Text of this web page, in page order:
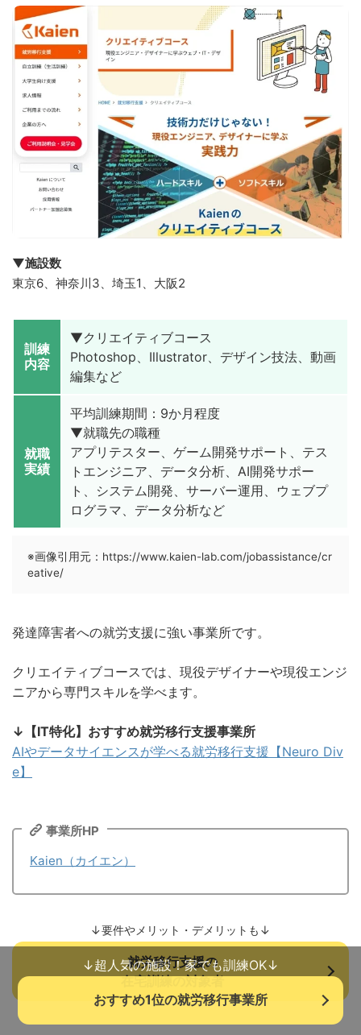
▼施設数
東京6、神奈川3、埼玉1、大阪2
訓練
内容
▼クリエイティブコース
Photoshop、Illustrator、デザイン技法、動画
編集など
就職
実績
平均訓練期間：9か月程度
▼就職先の職種
アプリテスター、ゲーム開発サポート、テス
トエンジニア、データ分析、AI開発サポー
ト、システム開発、サーバー運用、ウェブプ
ログラマ、データ分析など
※画像引用元：https://www.kaien-lab.com/jobassistance/cr
eative/
発達障害者への就労支援に強い事業所です。
クリエイティブコースでは、現役デザイナーや現役エンジ
ニアから専門スキルを学べます。
↓【IT特化】おすすめ就労移行支援事業所
AIやデータサイエンスが学べる就労移行支援【Neuro Div
e】
事業所HP
Kaien（カイエン）
↓要件やメリット・デメリットも↓
就労移行支援の
在宅訓練の対象者
↓超人気の施設！家でも訓練OK↓
おすすめ1位の就労移行事業所